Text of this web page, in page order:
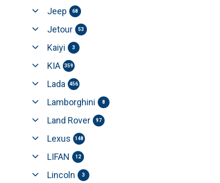
Jeep 68
Jetour 53
Kaiyi 3
KIA 359
Lada 456
Lamborghini 8
Land Rover 97
Lexus 148
LIFAN 12
Lincoln 3